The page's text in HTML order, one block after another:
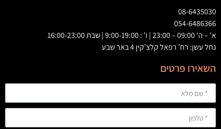
08-6435030
054-6486366
א' – ה' 09:00 – 23:00 | ו’ : 9:00-19:00 | שבת 16:00-23:00
נחל עשן: רח’ רפאל קלצ’קין 4 באר שבע
השאירו פרטים